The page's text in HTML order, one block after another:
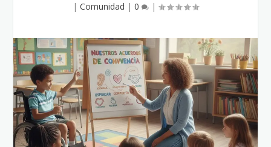
| Comunidad | 0 |